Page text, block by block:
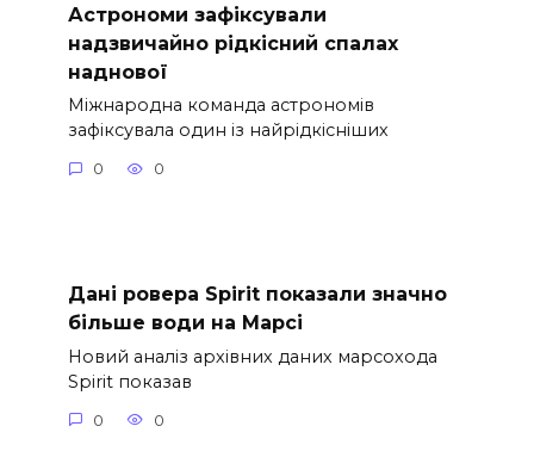
Астрономи зафіксували
надзвичайно рідкісний спалах
наднової
Міжнародна команда астрономів
зафіксувала один із найрідкісніших
0 0
Дані ровера Spirit показали значно
більше води на Марсі
Новий аналіз архівних даних марсохода
Spirit показав
0 0